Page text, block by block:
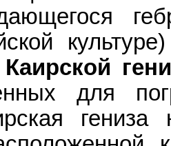
Каирской
для
гениза